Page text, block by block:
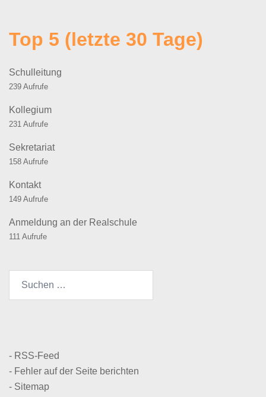
Top 5 (letzte 30 Tage)
Schulleitung
239 Aufrufe
Kollegium
231 Aufrufe
Sekretariat
158 Aufrufe
Kontakt
149 Aufrufe
Anmeldung an der Realschule
111 Aufrufe
- RSS-Feed
- Fehler auf der Seite berichten
- Sitemap